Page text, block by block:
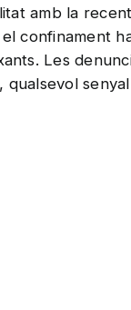
amb la
confinament
Les
qualsevol